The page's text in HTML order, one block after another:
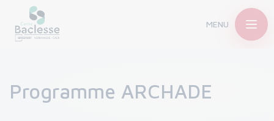
MENU
Programme ARCHADE